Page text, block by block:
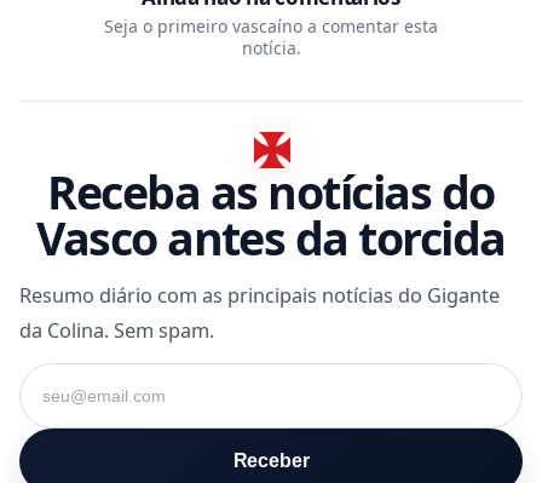
Seja o primeiro vascaíno a comentar esta
notícia.
Receba as notícias do
Vasco antes da torcida
Resumo diário com as principais notícias do Gigante
da Colina. Sem spam.
Seu e-mail
Receber